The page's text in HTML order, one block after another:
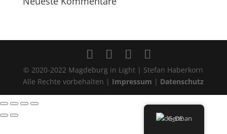
© 2020-2022 Magdeburg in Light | Stefan Haberkorn
Alle Rechte vorbehalten | Impressum | Datenschutz
German